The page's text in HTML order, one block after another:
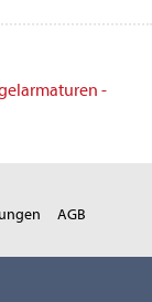
-
AGB